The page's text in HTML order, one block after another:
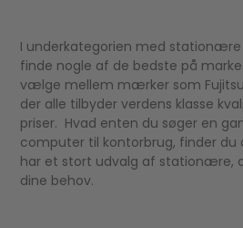
I underkategorien med
finde nogle af de bedste på
vælge mellem mærker som
der alle tilbyder verdens klasse
priser. Hvad enten du søger en
computer til kontorbrug, finder du
har et stort udvalg af stationære,
dine behov.